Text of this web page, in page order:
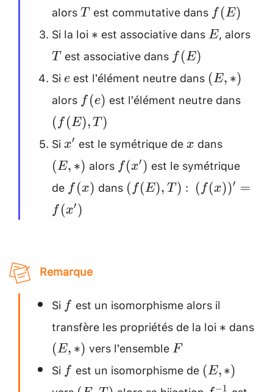
alorsT
T est commutative dans f(E)
\\
f (E)
Si la loi *
∗ est associative dansE
E, alors
T est associative dans f(E)
\\
f (E)
Si e
e est l’élément neutre dans (E
(E, ∗)
alors f(e)
f (e) est l’élément neutre dans(f(E)
( f (E), T )
Six'
x′ est le symétrique dex
x dans
*)
(E, ∗) alors f(x')
f(x′) est le symétrique
de f(x)
f (x) dans (f(E)
( f (E), T ) : ~( f(x))′ =
f (x′)
Remarque
Si ff est un isomorphisme alors il
transfère les propriétés de la loi *
∗ dans
(E
,
(E, ∗) vers l’ensembleF
F
Si ff est un isomorphisme de (E
(E,∗)
−1